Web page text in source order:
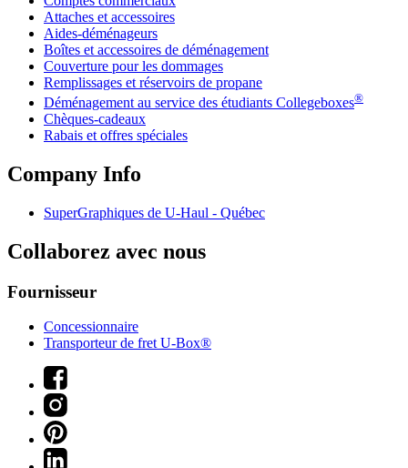
Attaches et accessoires
Aides-déménageurs
Boîtes et accessoires de déménagement
Couverture pour les dommages
Remplissages et réservoirs de propane
Déménagement au service des étudiants Collegeboxes®
Chèques-cadeaux
Rabais et offres spéciales
Company Info
SuperGraphiques de U-Haul - Québec
Collaborez avec nous
Fournisseur
Concessionnaire
Transporteur de fret U-Box®